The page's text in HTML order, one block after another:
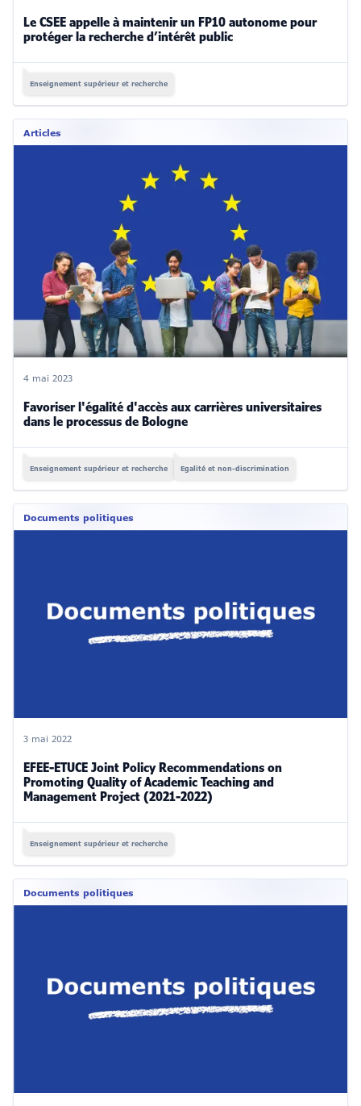
Le CSEE appelle à maintenir un FP10 autonome pour
protéger la recherche d’intérêt public
Enseignement supérieur et recherche
Articles
4 mai 2023
Favoriser l'égalité d'accès aux carrières universitaires
dans le processus de Bologne
Enseignement supérieur et recherche Egalité et non-discrimination
Documents politiques
3 mai 2022
EFEE-ETUCE Joint Policy Recommendations on
Promoting Quality of Academic Teaching and
Management Project (2021-2022)
Enseignement supérieur et recherche
Documents politiques